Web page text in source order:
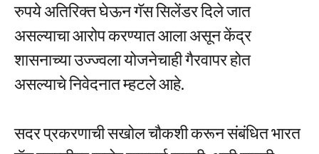
रुपये अतिरिक्त घेऊन गॅस सिलेंडर दिले जात
असल्याचा आरोप करण्यात आला असून केंद्र
शासनाच्या उज्ज्वला योजनेचाही गैरवापर होत
असल्याचे निवेदनात म्हटले आहे.
सदर प्रकरणाची सखोल चौकशी करून संबंधित भारत